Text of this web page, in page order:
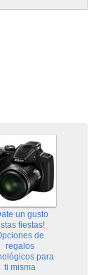
un gusto
fiestas!
de
regalos
para
ti misma